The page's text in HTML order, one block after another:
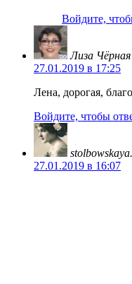
Войдите,
Лиза Чёрная
27.01.2019 в 17:25
Лена, дорогая,
Войдите, чтобы
27.01.2019 в 16:07